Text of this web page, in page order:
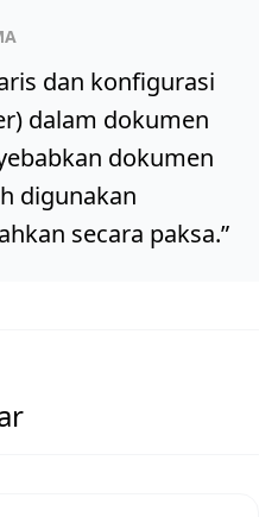
dan konfigurasi
dalam dokumen
dokumen
digunakan
secara paksa.”